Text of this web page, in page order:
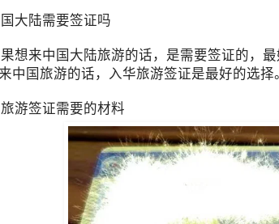
大陆需要签证吗
想来中国大陆旅游的话，是需要签证的，
中国旅游的话，入华旅游签证是最好的选择
游签证需要的材料